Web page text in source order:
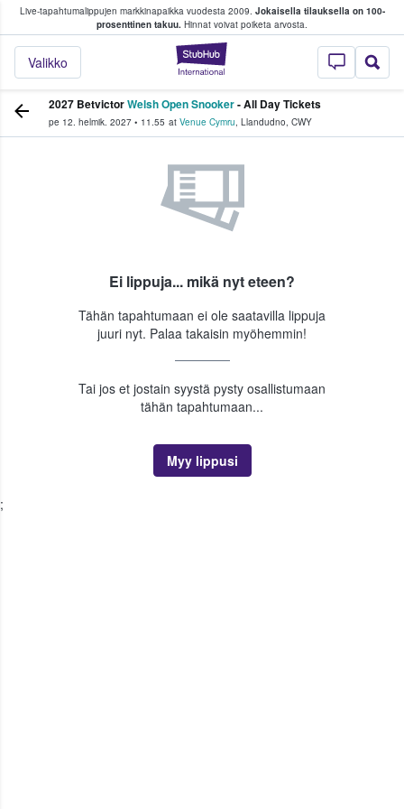
Live-tapahtumalippujen markkinapaikka vuodesta 2009. Jokaisella tilauksella on 100-
prosenttinen takuu. Hinnat voivat poiketa arvosta.
StubHub -
Valikko
fanit ostavat ja myyvät lippuja
2027 BetvictorWelsh Open Snooker- All Day Tickets
pe 12. helmik. 2027 • 11.55 at Venue Cymru, Llandudno, CWY
Ei lippuja... mikä nyt eteen?
Tähän tapahtumaan ei ole saatavilla lippuja
juuri nyt. Palaa takaisin myöhemmin!
Tai jos et jostain syystä pysty osallistumaan
tähän tapahtumaan...
Myy lippusi
;